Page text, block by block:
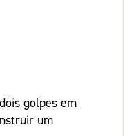
golpes em
um